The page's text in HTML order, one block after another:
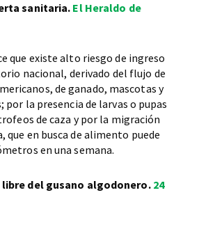
sanitaria. El Heraldo de
que existe alto riesgo de ingreso
nacional, derivado del flujo de
de ganado, mascotas y
la presencia de larvas o pupas
de caza y por la migración
que en busca de alimento puede
en una semana.
libre del gusano algodonero. 24